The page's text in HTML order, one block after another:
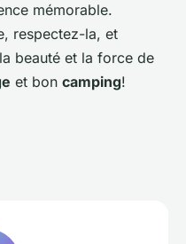
mémorable.
respectez-la, et
beauté et la force de
et bon camping!